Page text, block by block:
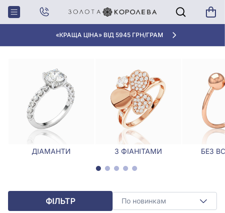
«КРАЩА ЦІНА» ВІД 5945 ГРН/ГРАМ
Головна Каблучки Золоті печатки
ЗОЛОТІ ПЕЧАТКИ
ДІАМАНТИ З ФІАНІТАМИ БЕЗ
ФІЛЬТР По новинкам